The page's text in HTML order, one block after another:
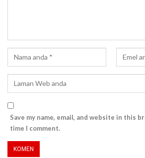
Save my name, email, and website in this
time I comment.